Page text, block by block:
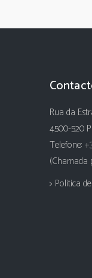
Rua da
4500-520
Telefone:
(Chamada
> Politica